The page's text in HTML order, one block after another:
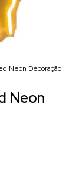
Neon Decoração
Neon